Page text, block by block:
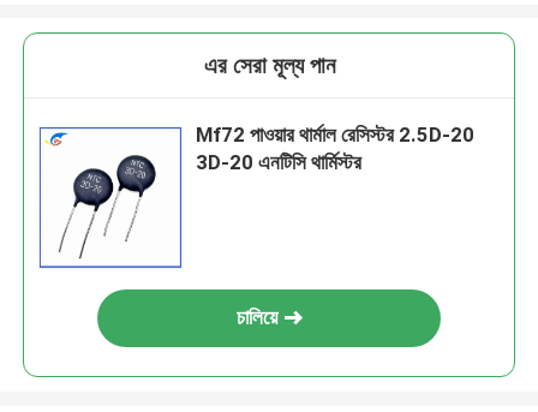
এর সেরা মূল্য পান
Mf72 পাওয়ার থার্মাল রেসিস্টর 2.5D-20
3D-20 এনটিসি থার্মিস্টর
চালিয়ে